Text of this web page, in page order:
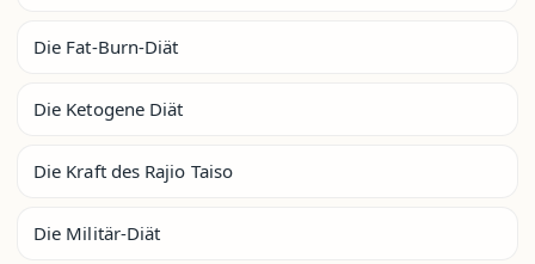
Die Fat-Burn-Diät
Die Ketogene Diät
Die Kraft des Rajio Taiso
Die Militär-Diät